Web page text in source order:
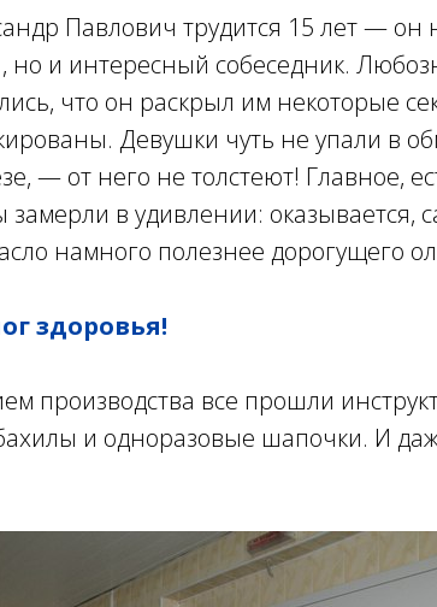
Павлович трудится 15 лет — он
но и интересный собеседник.
что он раскрыл им некоторые
Девушки чуть не упали в
— от него не толстеют! Главное,
в удивлении: оказывается,
намного полезнее дорогущего
здоровья!
производства все прошли
и одноразовые шапочки. И